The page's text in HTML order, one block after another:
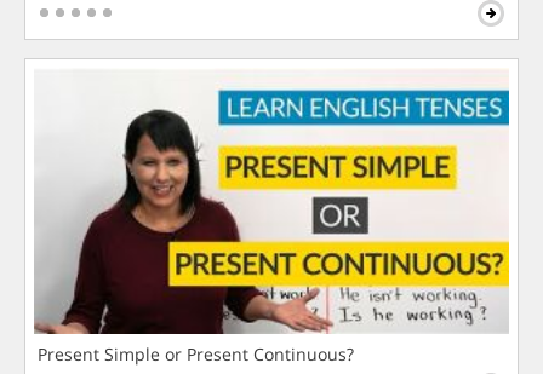
Present Simple or Present Continuous?